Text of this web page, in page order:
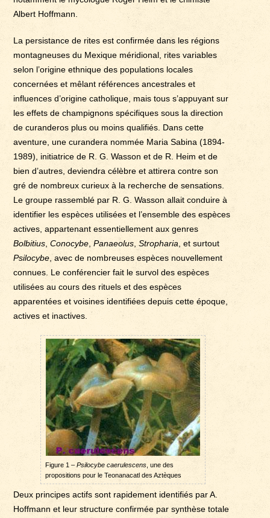
Albert Hoffmann.
La persistance de rites est confirmée dans les régions
montagneuses du Mexique méridional, rites variables
selon l’origine ethnique des populations locales
concernées et mêlant références ancestrales et
influences d’origine catholique, mais tous s’appuyant sur
les effets de champignons spécifiques sous la direction
de curanderos plus ou moins qualifiés. Dans cette
aventure, une curandera nommée Maria Sabina (1894-
1989), initiatrice de R. G. Wasson et de R. Heim et de
bien d’autres, deviendra célèbre et attirera contre son
gré de nombreux curieux à la recherche de sensations.
Le groupe rassemblé par R. G. Wasson allait conduire à
identifier les espèces utilisées et l’ensemble des espèces
actives, appartenant essentiellement aux genres
Bolbitius Conocybe ,Panaeolus Stropharia , et surtout
Psilocybe , avec de nombreuses espèces nouvellement
connues. Le conférencier fait le survol des espèces
utilisées au cours des rituels et des espèces
apparentées et voisines identifiées depuis cette époque,
actives et inactives.
Figure 1 – Psilocybe caerulescens, une des
propositions pour le Teonanacatl des Aztèques
Deux principes actifs sont rapidement identifiés par A.
Hoffmann et leur structure confirmée par synthèse totale